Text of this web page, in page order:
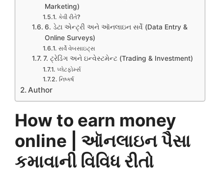
Marketing)
કેવી રીતે?
6. ડેટા એન્ટ્રી અને ઑનલાઇન સર્વે (Data Entry &
Online Surveys)
સર્વે વેબસાઇટ્સ
7. ટ્રેડિંગ અને ઇન્વેસ્ટમેન્ટ (Trading & Investment)
પ્લેટફોર્મ્સ
નિષ્કર્ષ
Author
How to earn money
online | ઑનલાઇન પૈસા
કમાવાની વિવિધ રીતો